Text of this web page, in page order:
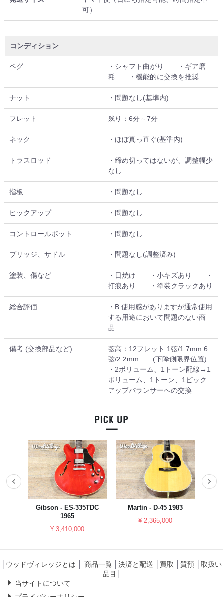
可）
コンディション
ペグ
・シャフト曲がり ・ギア磨
耗 ・機能的に交換を推奨
ナット ・問題なし(基準内)
フレット 残り：6分～7分
ネック ・ほぼ真っ直ぐ(基準内)
トラスロッド
・締め切ってはないが、調整幅少
なし
指板 ・問題なし
ピックアップ ・問題なし
コントロールポット ・問題なし
ブリッジ、サドル ・問題なし(調整済み)
塗装、傷など
・日焼け ・小キズあり ・
打痕あり ・塗装クラックあり
総合評価
・B.使用感がありますが通常使用
する用途において問題のない商
品
備考 (交換部品など)
弦高：12フレット 1弦/1.7mm 6
弦/2.2mm (下降側限界位置)
・2ボリューム、1トーン配線→1
ボリューム、1トーン、1ピック
アップバランサーへの交換
Gibson - ES-335TDC
1965
¥ 3,410,000
Martin - D-45 1983
¥ 2,365,000
ウッドヴィレッジとは 商品一覧 決済と配送 買取 質預
取扱い
品目
当サイトについて